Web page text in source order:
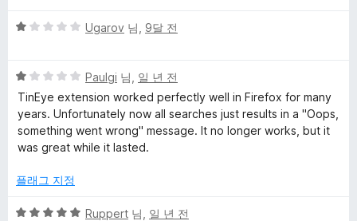
a
r
c
h
에
점
점
점
5
점
에
1
점
Ugarov 님, 9달 전
5
점
만
점
에
점
Paulgi 님, 일 년 전
TinEye extension worked perfectly well in Firefox for many
years. Unfortunately now all searches just results in a "Oops,
something went wrong" message. It no longer works, but it
was great while it lasted.
플래그 지정
5
Ruppert 님, 일 년 전